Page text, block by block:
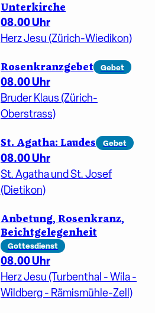
Unterkirche
08.00 Uhr
Herz Jesu (Zürich-Wiedikon)
Rosenkranzgebet Gebet
08.00 Uhr
Bruder Klaus (Zürich-
Oberstrass)
St. Agatha: Laudes Gebet
08.00 Uhr
St. Agatha und St. Josef
(Dietikon)
Anbetung, Rosenkranz,
Beichtgelegenheit
Gottesdienst
08.00 Uhr
Herz Jesu (Turbenthal - Wila -
Wildberg - Rämismühle-Zell)